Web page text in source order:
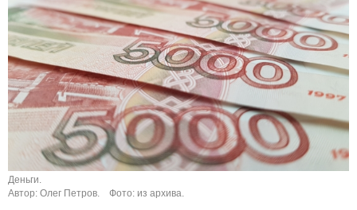
Деньги.
Автор: Олег Петров.
Фото: из архива.